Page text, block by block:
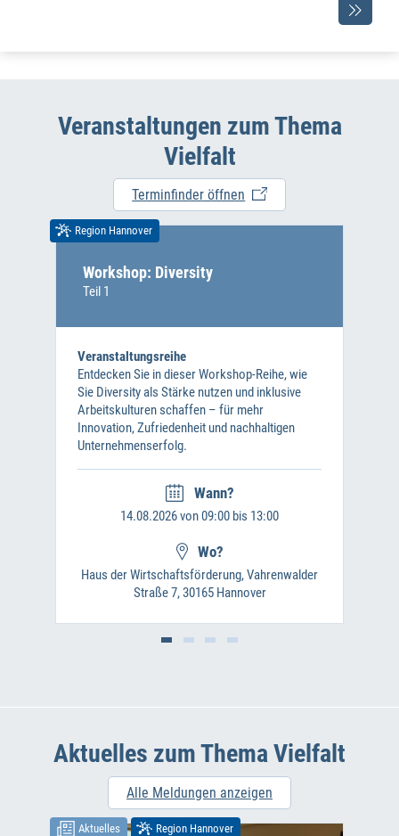
Veranstaltungen zum Thema
Vielfalt
Terminfinder öffnen
Region Hannover
Workshop: Diversity
Teil 1
Veranstaltungsreihe
Entdecken Sie in dieser Workshop-Reihe, wie
Sie Diversity als Stärke nutzen und inklusive
Arbeitskulturen schaffen – für mehr
Innovation, Zufriedenheit und nachhaltigen
Unternehmenserfolg.
Wann?
14.08.2026 von 09:00 bis 13:00
Wo?
Haus der Wirtschaftsförderung, Vahrenwalder
Straße 7, 30165 Hannover
Aktuelles zum Thema Vielfalt
Alle Meldungen anzeigen
Aktuelles Region Hannover